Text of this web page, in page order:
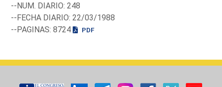
--NUM. DIARIO: 248
--FECHA DIARIO: 22/03/1988
--PAGINAS: 8724
PDF